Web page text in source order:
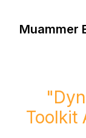
Muammer
Toolkit